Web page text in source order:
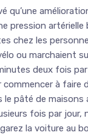
qu’une
pression
chez les
ou marchaient
deux fois par
à faire
le pâté de maisons
fois par jour,
la voiture au